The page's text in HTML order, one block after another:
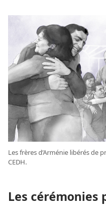
Les frères d’Arménie libérés de
CEDH.
Les